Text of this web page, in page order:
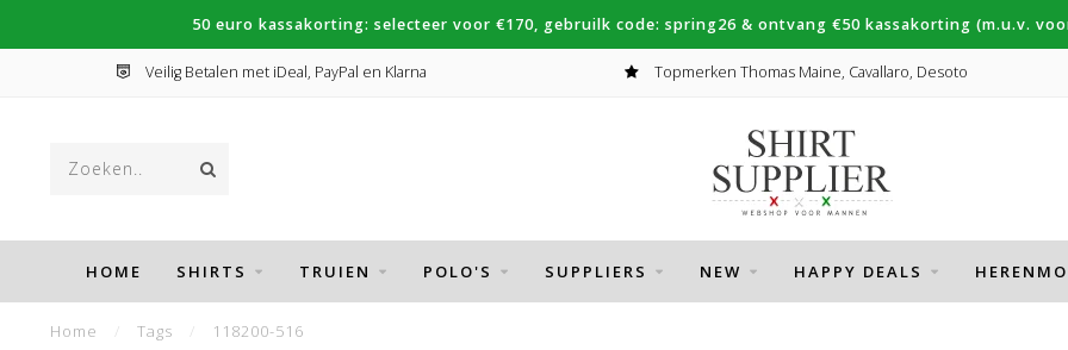
50 euro kassakorting: selecteer voor €170, gebruilk code: spring26 & ontvang €50 kassakorting (m.u.v.
Veilig Betalen met iDeal, PayPal en Klarna Topmerken Thomas Maine, Cavallaro, Desoto
HOME SHIRTS TRUIEN POLO'S SUPPLIERS NEW HAPPY DEALS
Home Tags 118200-516